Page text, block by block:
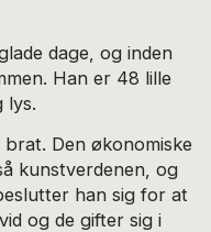
dage, og inden
Han er 48 lille
lys.
Den økonomiske
kunstverdenen, og
han sig for at
og de gifter sig i